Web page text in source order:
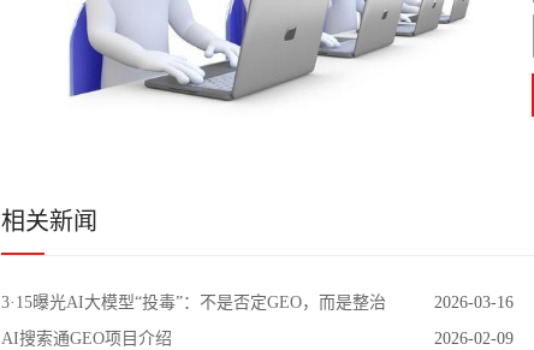
相关新闻
3·15曝光AI大模型“投毒”：不是否定GEO，而是整治
行业乱象
2026-03-16
AI搜索通GEO项目介绍
2026-02-09